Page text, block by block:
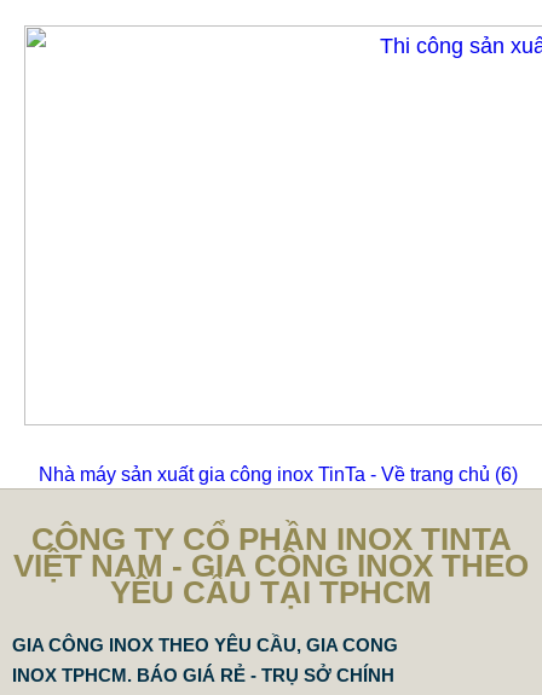
Nhà máy sản xuất gia công inox TinTa - Về trang chủ (6)
CÔNG TY CỔ PHẦN INOX TINTA
VIỆT NAM - GIA CÔNG INOX THEO
YÊU CẦU TẠI TPHCM
GIA CÔNG INOX THEO YÊU CẦU, GIA CONG
INOX TPHCM. BÁO GIÁ RẺ - TRỤ SỞ CHÍNH